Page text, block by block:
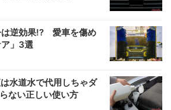
は逆効果!? 愛車を傷め
」3選
水道水で代用しちゃダ
ない正しい使い方